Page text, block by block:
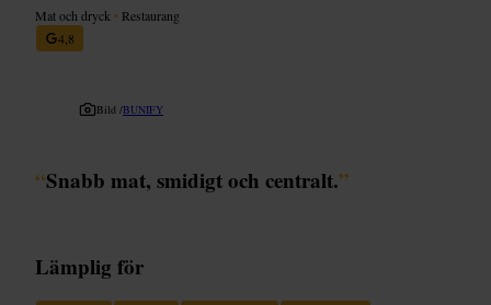
Mat och dryck • Restaurang
4,8
Bild /BUNIFY
“Snabb mat, smidigt och centralt.”
Lämplig för